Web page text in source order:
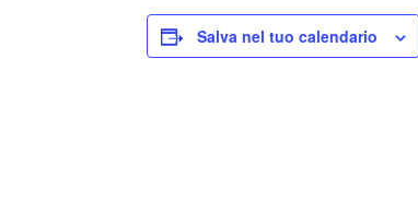
Salva nel tuo calendario